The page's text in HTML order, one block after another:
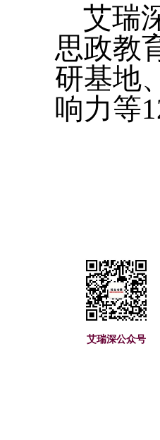
艾瑞
思政教
研基地
响力等
艾瑞深公众号